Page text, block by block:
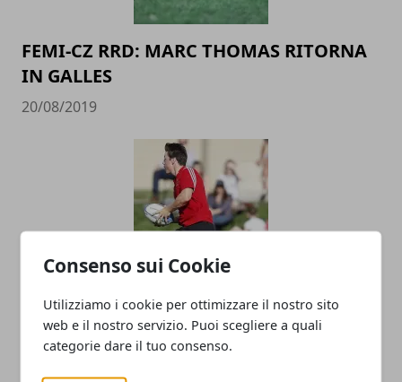
Consenso sui Cookie
Utilizziamo i cookie per ottimizzare il nostro sito
web e il nostro servizio. Puoi scegliere a quali
categorie dare il tuo consenso.
FEMI-CZ RRD: MARC THOMAS RITORNA
IN GALLES
20/08/2019
FEMI-CZ RRD: JACQUES MOMBERG
COLLABORERA&rsquo; CON LO STAFF
TECNICO DELLA FTGI RUGBY POLESINE
UNDER 18